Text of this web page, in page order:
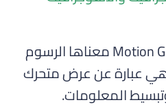
Motion Graphic معناها الرسوم
عبارة عن عرض متحرك
المعلومات.